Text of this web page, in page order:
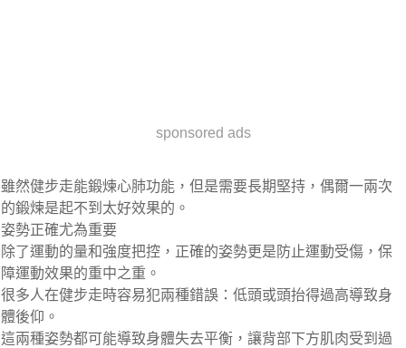
sponsored ads
雖然健步走能鍛煉心肺功能，但是需要長期堅持，偶爾一兩次
的鍛煉是起不到太好效果的。
姿勢正確尤為重要
除了運動的量和強度把控，正確的姿勢更是防止運動受傷，保
障運動效果的重中之重。
很多人在健步走時容易犯兩種錯誤：低頭或頭抬得過高導致身
體後仰。
這兩種姿勢都可能導致身體失去平衡，讓背部下方肌肉受到過